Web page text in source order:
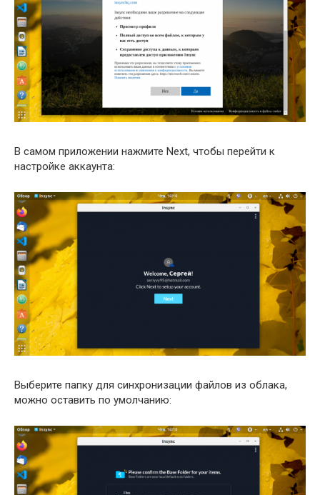
В самом приложении нажмите Next, чтобы перейти к
настройке аккаунта:
Выберите папку для синхронизации файлов из облака,
можно оставить по умолчанию: